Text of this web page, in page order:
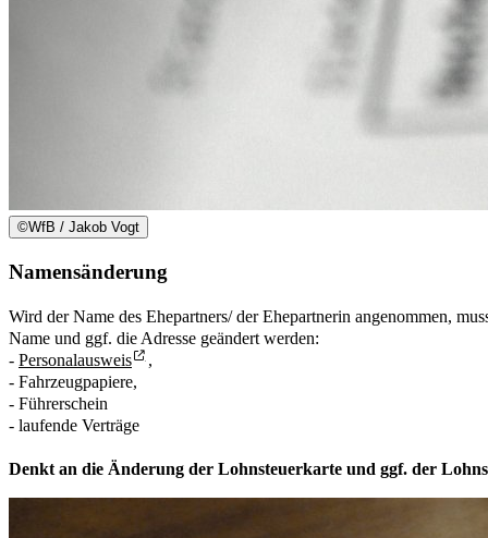
©WfB / Jakob Vogt
Namensänderung
Wird der Name des Ehepartners/ der Ehepartnerin angenommen,
Name und ggf. die Adresse geändert werden:
- Personalausweis
,
- Fahrzeugpapiere,
- Führerschein
- laufende Verträge
Denkt an die Änderung der Lohnsteuerkarte und ggf. der